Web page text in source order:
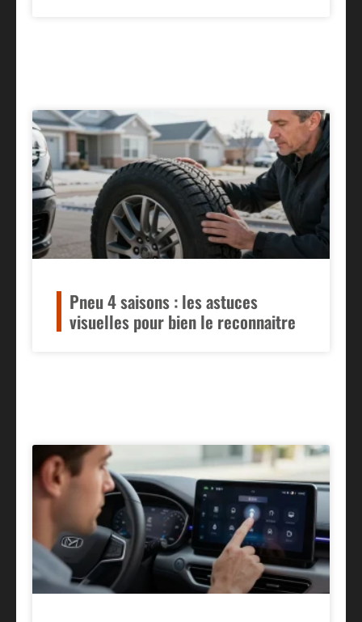
Pneu 4 saisons : les astuces
visuelles pour bien le reconnaitre